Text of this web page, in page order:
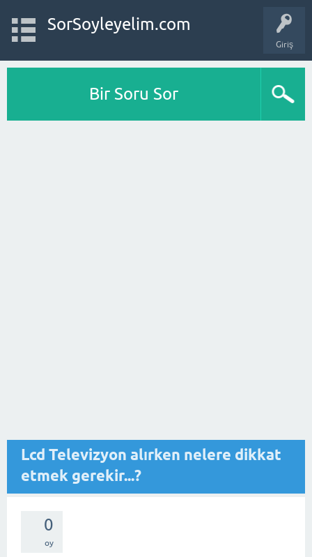
Giriş
SorSoyleyelim.com
Bir Soru Sor
Lcd Televizyon alırken nelere dikkat
etmek gerekir...?
0
oy